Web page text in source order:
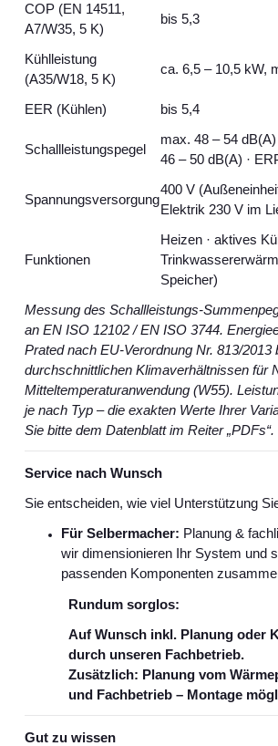
COP (EN 14511,
A7/W35, 5 K)
bis 5,3
Kühlleistung
(A35/W18, 5 K)
ca. 6,5 – 10,5 kW,
EER (Kühlen) bis 5,4
Schallleistungspegel
max. 48 – 54 dB(A)
46 – 50 dB(A) ·
Spannungsversorgung
400 V
Elektrik 230 V im
Funktionen
Heizen · aktives
Speicher)
Messung des
an EN ISO 12102 / EN ISO 3744.
Prated nach EU‑Verordnung Nr. 813/2013
durchschnittlichen Klimaverhältnissen für
Mitteltemperaturanwendung (W55).
je nach Typ – die exakten Werte Ihrer
Sie bitte dem Datenblatt im Reiter „PDFs“.
Service nach Wunsch
Sie entscheiden, wie viel Unterstützung
Für Selbermacher: Planung &
wir dimensionieren Ihr System und
passenden Komponenten
Rundum sorglos:
Auf Wunsch inkl. Planung oder
durch unseren Fachbetrieb.
Zusätzlich: Planung vom
und Fachbetrieb – Montage
Gut zu wissen